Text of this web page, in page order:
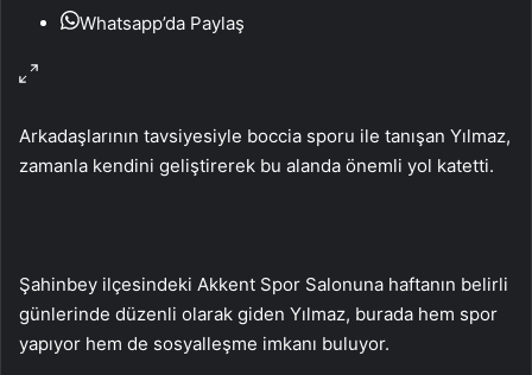
Whatsapp’da Paylaş
Arkadaşlarının tavsiyesiyle boccia sporu ile tanışan Yılmaz,
zamanla kendini geliştirerek bu alanda önemli yol katetti.
Şahinbey ilçesindeki Akkent Spor Salonuna haftanın belirli
günlerinde düzenli olarak giden Yılmaz, burada hem spor
yapıyor hem de sosyalleşme imkanı buluyor.